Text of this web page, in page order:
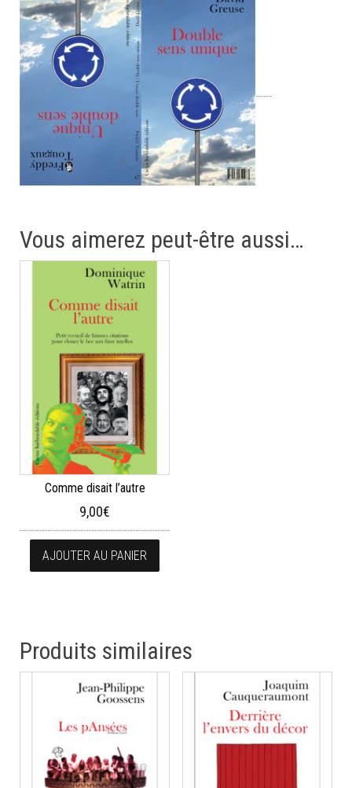
Vous aimerez peut-être aussi…
Comme disait l’autre
9,00€
AJOUTER AU PANIER
Produits similaires